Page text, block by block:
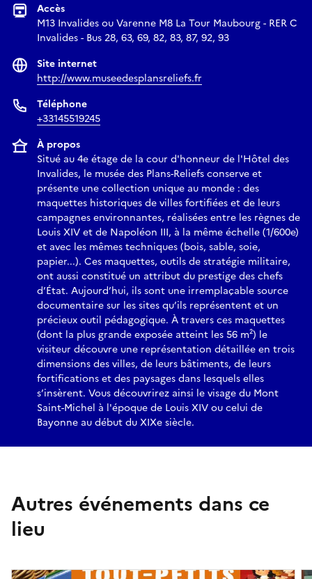
Accès
M13 Invalides ou Varenne M8 La Tour Maubourg - RER C
Invalides - Bus 28, 63, 69, 82, 83, 87, 92, 93
Site internet
http://www.museedesplansreliefs.fr
Téléphone
+33145519245
À propos
Situé au 4e étage de la cour d'honneur de l'Hôtel des
Invalides, le musée des Plans-Reliefs conserve et
présente une collection unique au monde : des
maquettes historiques de villes fortifiées et de leurs
campagnes environnantes, réalisées entre les règnes de
Louis XIV et de Napoléon III, à la même échelle (1/600e)
et avec les mêmes techniques (bois, sable, soie,
papier...). Ces maquettes, outils de stratégie militaire,
ont aussi constitué un attribut du prestige des chefs
d’État. Aujourd’hui, ils sont une irremplaçable source
documentaire sur les sites qu’ils représentent et un
précieux outil pédagogique. À travers ces maquettes
(dont la plus grande exposée atteint les 56 m²) le
visiteur découvre une représentation détaillée en trois
dimensions des villes, de leurs bâtiments, de leurs
fortifications et des paysages dans lesquels elles
s’insèrent. Vous découvrirez ainsi le visage du Mont
Saint-Michel à l'époque de Louis XIV ou celui de
Bayonne au début du XIXe siècle.
Autres événements dans ce
lieu